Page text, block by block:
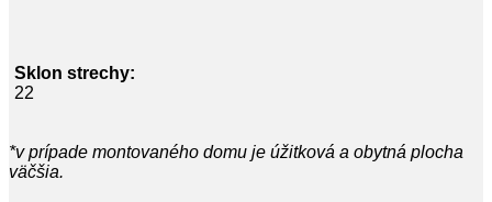
Sklon strechy:
22
*v prípade montovaného domu je úžitková a obytná plocha
väčšia.